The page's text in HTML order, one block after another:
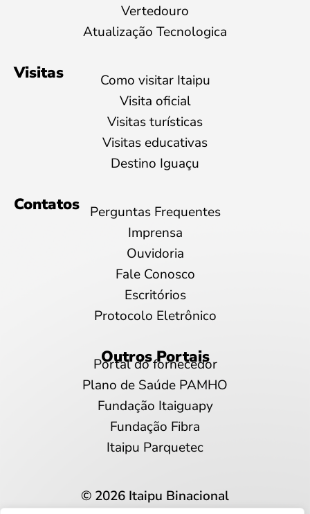
Vertedouro
Atualização Tecnologica
Visitas
Como visitar Itaipu
Visita oficial
Visitas turísticas
Visitas educativas
Destino Iguaçu
Contatos
Perguntas Frequentes
Imprensa
Ouvidoria
Fale Conosco
Escritórios
Protocolo Eletrônico
Outros Portais
Portal do fornecedor
Plano de Saúde PAMHO
Fundação Itaiguapy
Fundação Fibra
Itaipu Parquetec
© 2026 Itaipu Binacional